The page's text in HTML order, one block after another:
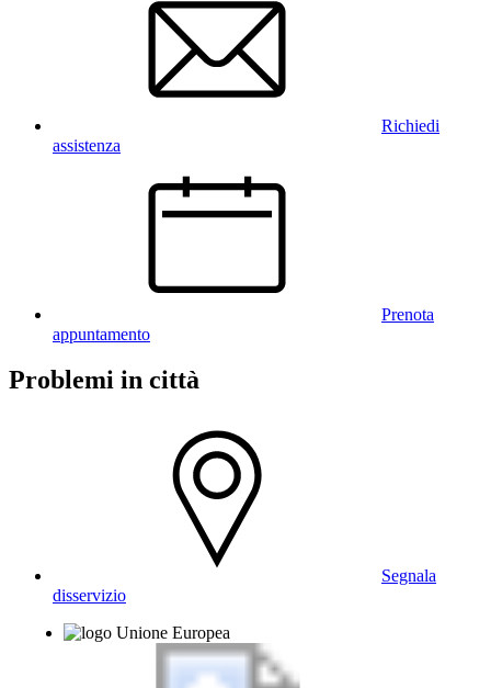
Richiedi
assistenza
Prenota
appuntamento
Problemi in città
Segnala
disservizio